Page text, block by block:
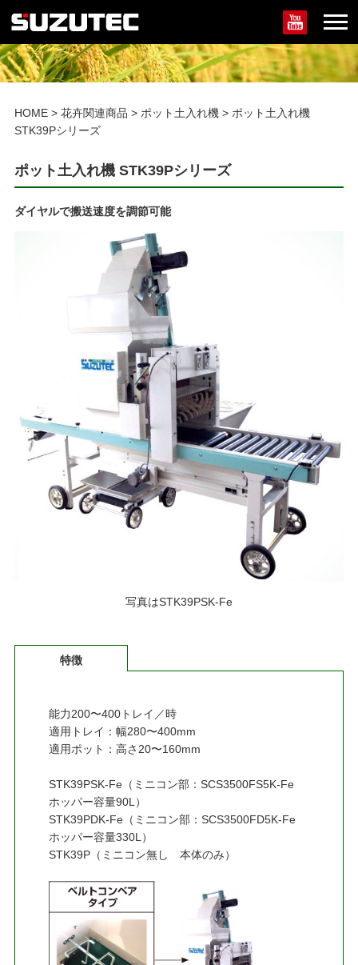
HOME> 花卉関連商品 > ポット土入れ機 > ポット土入れ機
STK39Pシリーズ
ポット土入れ機 STK39Pシリーズ
ダイヤルで搬送速度を調節可能
写真はSTK39PSK-Fe
特徴
能力200〜400トレイ／時
適用トレイ：幅280〜400mm
適用ポット：高さ20〜160mm
STK39PSK-Fe（ミニコン部：SCS3500FS5K-Fe
ホッパー容量90L）
STK39PDK-Fe（ミニコン部：SCS3500FD5K-Fe
ホッパー容量330L）
STK39P（ミニコン無し 本体のみ）